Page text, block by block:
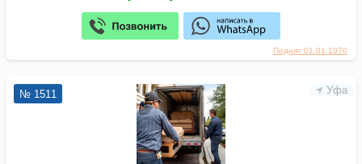
Поднят 01.01.1970
Уфа
№ 1511